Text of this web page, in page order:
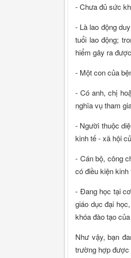
- Chưa đủ sức
- Là lao động
tuổi lao động;
hiểm gây ra
- Một con của
- Có anh, chị
nghĩa vụ tham
- Người thuộc
kinh tế - xã hội
- Cán bộ, công
có điều kiện
- Đang học tại
giáo dục đại
khóa đào tạo
Như vậy, bạn
trường hợp được